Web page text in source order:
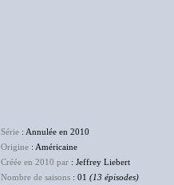
Série : Annulée en 2010
Origine : Américaine
Créée en 2010 par : Jeffrey Liebert
Nombre de saisons : 01 (13 épisodes)